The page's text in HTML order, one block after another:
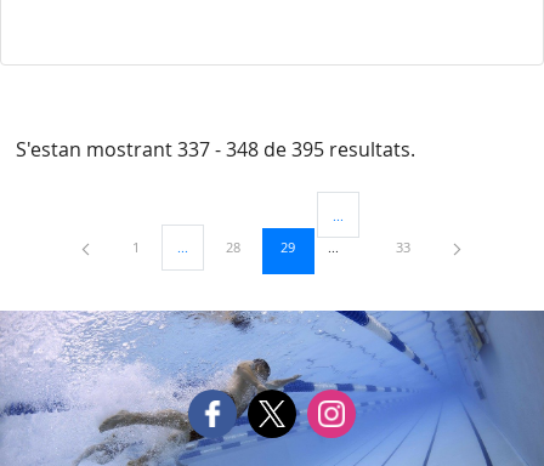
S'estan mostrant 337 - 348 de 395 resultats.
Pàgina
1 ...Pàgines intermèdies Utilitzeu TAB per navegar.
Pàgina
28 Pàgina
29
Pàgines intermèdies Utilitzeu
Pàgina
33